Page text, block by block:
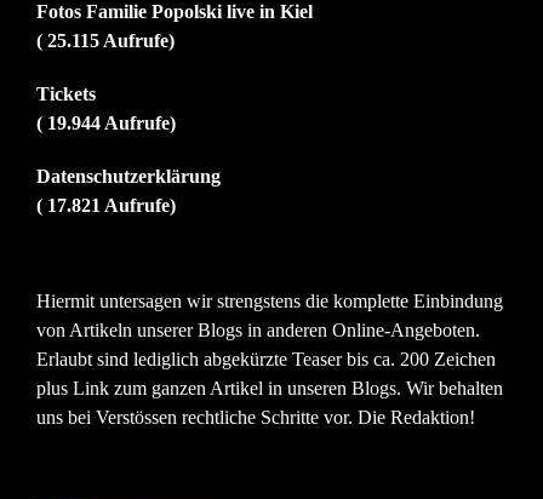
Fotos Familie Popolski live in Kiel
( 25.115 Aufrufe)
Tickets
( 19.944 Aufrufe)
Datenschutzerklärung
( 17.821 Aufrufe)
Hiermit untersagen wir strengstens die komplette Einbindung
von Artikeln unserer Blogs in anderen Online-Angeboten.
Erlaubt sind lediglich abgekürzte Teaser bis ca. 200 Zeichen
plus Link zum ganzen Artikel in unseren Blogs. Wir behalten
uns bei Verstössen rechtliche Schritte vor. Die Redaktion!